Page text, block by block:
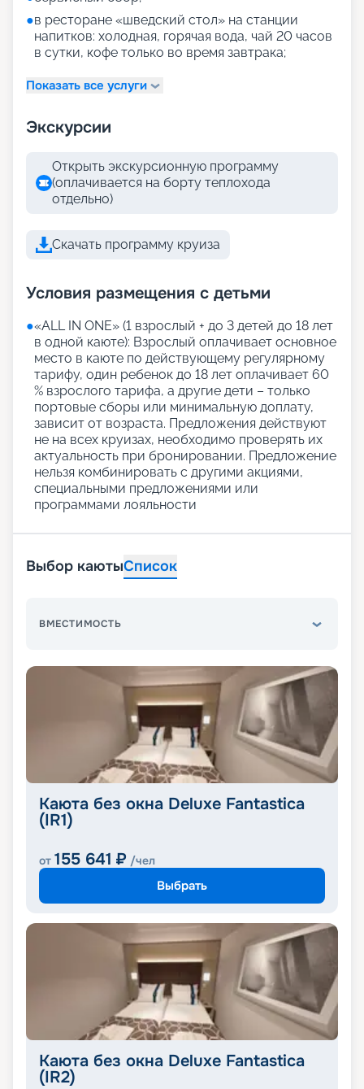
●в ресторане «шведский стол» на станции
напитков: холодная, горячая вода, чай 20 часов
в сутки, кофе только во время завтрака;
Показать все услуги
Экскурсии
Открыть экскурсионную программу
(оплачивается на борту теплохода
отдельно)
Скачать программу круиза
Условия размещения с детьми
●«АLL IN ONE» (1 взрослый + до 3 детей до 18 лет
в одной каюте): Взрослый оплачивает основное
место в каюте по действующему регулярному
тарифу, один ребенок до 18 лет оплачивает 60
% взрослого тарифа, а другие дети – только
портовые сборы или минимальную доплату,
зависит от возраста. Предложения действуют
не на всех круизах, необходимо проверять их
актуальность при бронировании. Предложение
нельзя комбинировать с другими акциями,
специальными предложениями или
программами лояльности
Выбор каютыСписок
ВМЕСТИМОСТЬ
Каюта без окна Deluxe Fantastica
(IR1)
от 155 641 ₽ /чел
Выбрать
Каюта без окна Deluxe Fantastica
(IR2)